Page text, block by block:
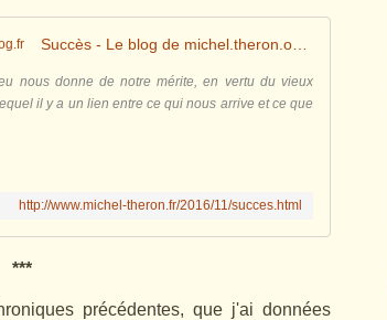
nous donne de notre mérite, en vertu du vieux
il y a un lien entre ce qui nous arrive et ce que
http://www.michel-theron.fr/2016/11/succes.html
***
précédentes, que j'ai données